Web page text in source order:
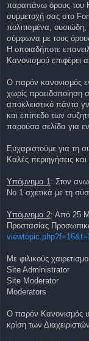
παραπάνω όρους του
συμμετοχή σας στο
πολιτισμένα,
σύμφωνα με τους
Η οποιαδήποτε
Κανονισμού επιφέρει
Ο παρόν κανονισμός
χωρίς προειδοποίηση
αποκλειστικό πάντα
και επίπεδο των
παρούσα σελίδα για
Ευχαριστούμε για τη
Καλές περιηγήσεις και
Υπόμνημα 1: Στον
No 1 σχετικά με τη
Υπόμνημα 2: Από 25
Προστασίας
Με φιλικούς
Site Administrator
Site Moderator
Moderators
Ο παρόν Κανονισμός
κρίση των